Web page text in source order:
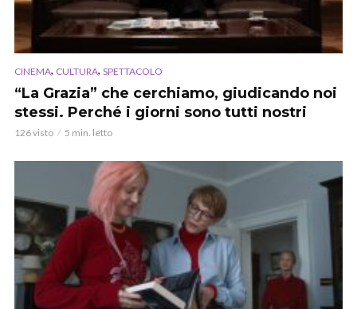
CINEMA, CULTURA, SPETTACOLO
“La Grazia” che cerchiamo, giudicando noi
stessi. Perché i giorni sono tutti nostri
126 visto 5 min. letto